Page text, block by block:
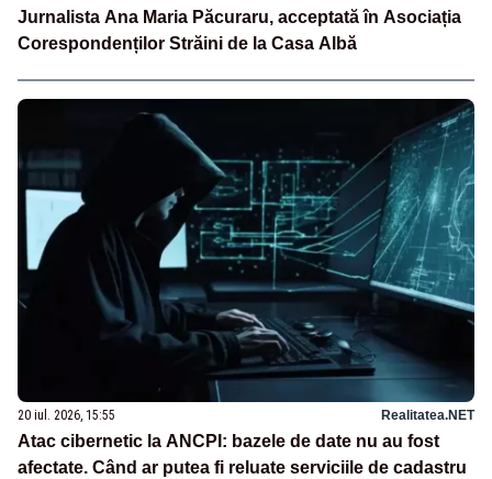
Jurnalista Ana Maria Păcuraru, acceptată în Asociația
Corespondenților Străini de la Casa Albă
20 iul. 2026, 15:55 Realitatea.NET
Atac cibernetic la ANCPI: bazele de date nu au fost
afectate. Când ar putea fi reluate serviciile de cadastru